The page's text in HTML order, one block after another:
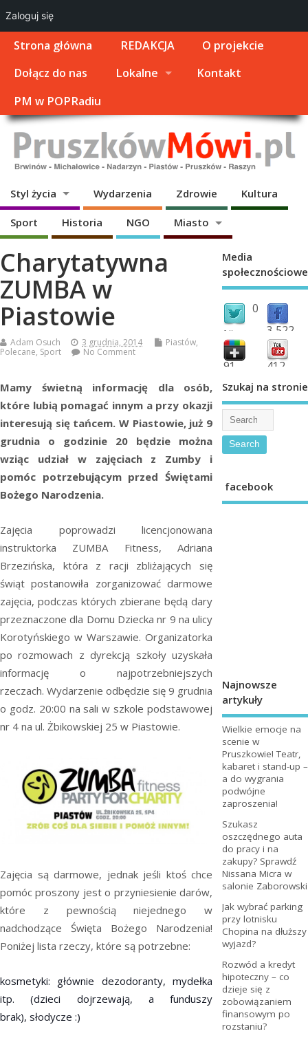
Strona główna REDAKCJA
O projekcie
Dołącz do nas
Lokalne
Kontakt
PM w POPRadiu
Styl życia Wydarzenia Zdrowie Kultura
Sport Historia NGO Miasto
Charytatywna
ZUMBA w
Piastowie
Adam Osuch 3 grudnia, 2014 Piastów,
Polecane, Sport No Comment
Mamy świetną informację dla osób,
które lubią pomagać innym a przy okazji
interesują się tańcem. W Piastowie, już 9
grudnia o godzinie 20 będzie można
wziąc udział w zajęciach z Zumby i
pomóc potrzebującym przed Świętami
Bożego Narodzenia.
Zajęcia poprowadzi licencjonowana
instruktorka ZUMBA Fitness, Adriana
Brzezińska, która z racji zbliżających się
świąt postanowiła zorganizować darmowe
zajęcia, podczas których zbierane będą dary
przeznaczone dla Domu Dziecka nr 9 na ulicy
Korotyńskiego w Warszawie. Organizatorka
po rozmowach z dyrekcją szkoły uzyskała
informację o najpotrzebniejszych
rzeczach. Wydarzenie odbędzie się 9 grudnia
o godz. 20:00 na sali w szkole podstawowej
nr 4 na ul. Żbikowskiej 25 w Piastowie.
Zajęcia są darmowe, jednak jeśli ktoś chce
pomóc proszony jest o przyniesienie darów,
które z pewnością niejednego w
nadchodzące Święta Bożego Narodzenia!
Poniżej lista rzeczy, które są potrzebne:
kosmetyki: głównie dezodoranty, mydełka
itp. (dzieci dojrzewają, a funduszy
brak), słodycze :)
Media
społecznościowe
0
followers 3,522
fans
91 412
Szukaj na stronie
facebook
Najnowsze
artykuły
Wielkie emocje na
scenie w
Pruszkowie! Teatr,
kabaret i stand-up –
a do wygrania
podwójne
zaproszenia!
Szukasz
oszczędnego auta
do pracy i na
zakupy? Sprawdź
Nissana Micra w
salonie Zaborowski
Jak wybrać parking
przy lotnisku
Chopina na dłuższy
wyjazd?
Rozwód a kredyt
hipoteczny – co
dzieje się z
zobowiązaniem
finansowym po
rozstaniu?
Zaloguj się